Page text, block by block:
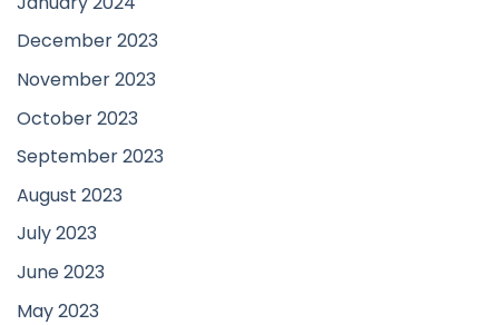
December 2023
November 2023
October 2023
September 2023
August 2023
July 2023
June 2023
May 2023